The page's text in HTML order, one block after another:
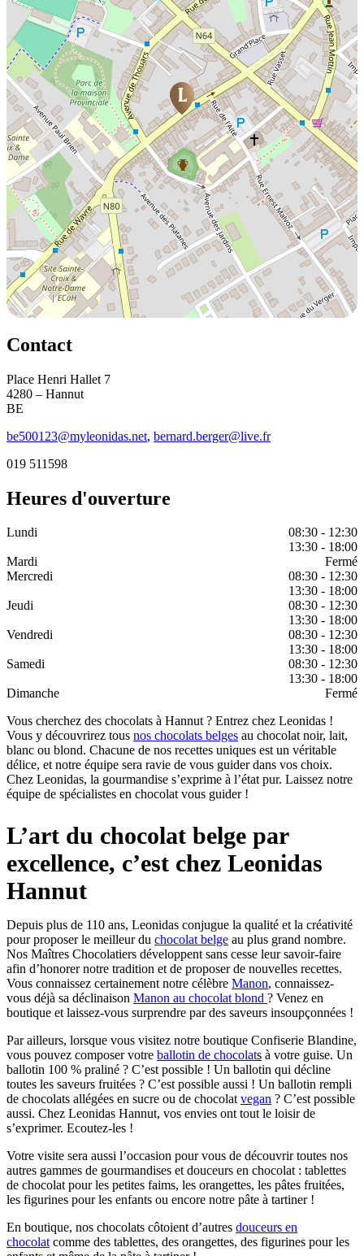
Contact
Place Henri Hallet 7
4280 – Hannut
BE
be500123@myleonidas.net, bernard.berger@live.fr
019 511598
Heures d'ouverture
Lundi
08:30 - 12:30
13:30 - 18:00
Mardi
Fermé
Mercredi
08:30 - 12:30
13:30 - 18:00
Jeudi
08:30 - 12:30
13:30 - 18:00
Vendredi
08:30 - 12:30
13:30 - 18:00
Samedi
08:30 - 12:30
13:30 - 18:00
Dimanche
Fermé
Vous cherchez des chocolats à Hannut ? Entrez chez Leonidas !
Vous y découvrirez tous nos chocolats belges au chocolat noir, lait,
blanc ou blond. Chacune de nos recettes uniques est un véritable
délice, et notre équipe sera ravie de vous guider dans vos choix.
Chez Leonidas, la gourmandise s’exprime à l’état pur. Laissez notre
équipe de spécialistes en chocolat vous guider !
L’art du chocolat belge par
excellence, c’est chez Leonidas
Hannut
Depuis plus de 110 ans, Leonidas conjugue la qualité et la créativité
pour proposer le meilleur du chocolat belge au plus grand nombre.
Nos Maîtres Chocolatiers développent sans cesse leur savoir-faire
afin d’honorer notre tradition et de proposer de nouvelles recettes.
Vous connaissez certainement notre célèbre Manon, connaissez-
vous déjà sa déclinaison Manon au chocolat blond ? Venez en
boutique et laissez-vous surprendre par des saveurs insoupçonnées !
Par ailleurs, lorsque vous visitez notre boutique Confiserie Blandine,
vous pouvez composer votre ballotin de chocolats à votre guise. Un
ballotin 100 % praliné ? C’est possible ! Un ballotin qui décline
toutes les saveurs fruitées ? C’est possible aussi ! Un ballotin rempli
de chocolats allégées en sucre ou de chocolat vegan ? C’est possible
aussi. Chez Leonidas Hannut, vos envies ont tout le loisir de
s’exprimer. Ecoutez-les !
Votre visite sera aussi l’occasion pour vous de découvrir toutes nos
autres gammes de gourmandises et douceurs en chocolat : tablettes
de chocolat pour les petites faims, les orangettes, les pâtes fruitées,
les figurines pour les enfants ou encore notre pâte à tartiner !
En boutique, nos chocolats côtoient d’autres douceurs en
chocolat comme des tablettes, des orangettes, des figurines pour les